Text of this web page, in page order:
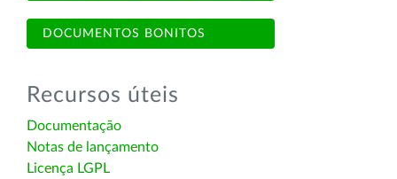
DOCUMENTOS BONITOS
Recursos úteis
Documentação
Notas de lançamento
Licença LGPL